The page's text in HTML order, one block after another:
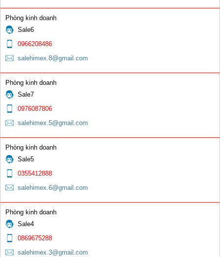
Phòng kinh doanh
Sale6
0966208486
salehimex.8@gmail.com
Phòng kinh doanh
Sale7
0976087806
salehimex.5@gmail.com
Phòng kinh doanh
Sale5
0355412888
salehimex.6@gmail.com
Phòng kinh doanh
Sale4
0869675288
salehimex.3@gmail.com